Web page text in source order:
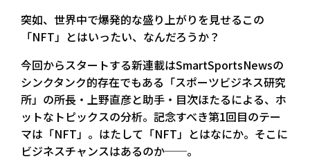
突如、世界中で爆発的な盛り上がりを見せるこの
「NFT」とはいったい、なんだろうか？
今回からスタートする新連載はSmartSportsNewsの
シンクタンク的存在でもある「スポーツビジネス研究
所」の所長・上野直彦と助手・目次ほたるによる、ホ
ットなトピックスの分析。記念すべき第1回目のテー
マは「NFT」。はたして「NFT」とはなにか。そこに
ビジネスチャンスはあるのか──。